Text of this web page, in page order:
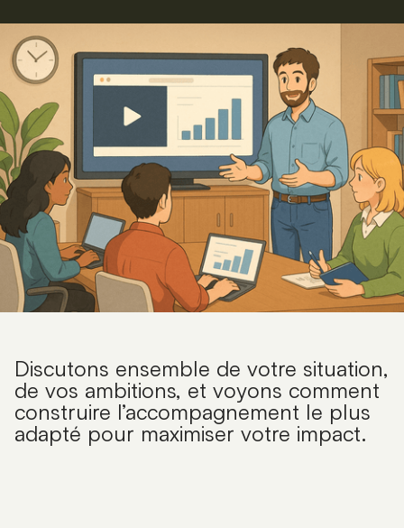
Discutons ensemble de votre situation,
de vos ambitions, et voyons comment
construire l’accompagnement le plus
adapté pour maximiser votre impact.